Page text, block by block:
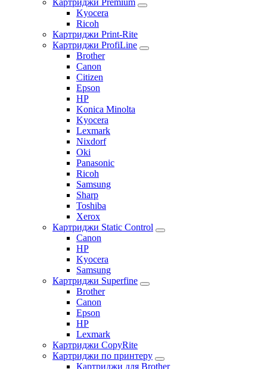
Картриджи Premium
Kyocera
Ricoh
Картриджи Print-Rite
Картриджи ProfiLine
Brother
Canon
Citizen
Epson
HP
Konica Minolta
Kyocera
Lexmark
Nixdorf
Oki
Panasonic
Ricoh
Samsung
Sharp
Toshiba
Xerox
Картриджи Static Control
Canon
HP
Kyocera
Samsung
Картриджи Superfine
Brother
Canon
Epson
HP
Lexmark
Картриджи CopyRite
Картриджи по принтеру
Картриджи для Brother